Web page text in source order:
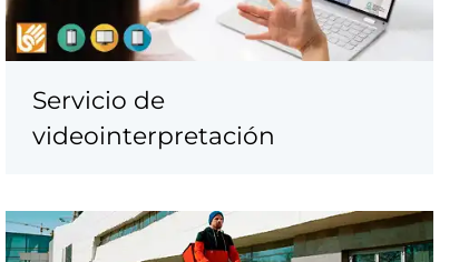
Servicio de
videointerpretación